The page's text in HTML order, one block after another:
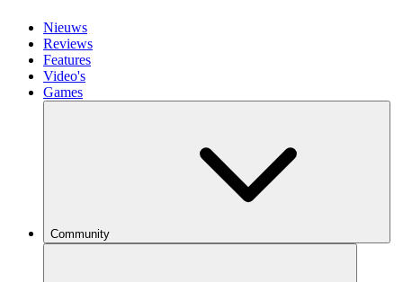
Nieuws
Reviews
Features
Video's
Games
Community